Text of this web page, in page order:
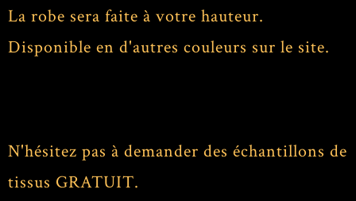
La robe sera faite à votre hauteur.
Disponible en d'autres couleurs sur le site.
N'hésitez pas à demander des échantillons de
tissus GRATUIT.